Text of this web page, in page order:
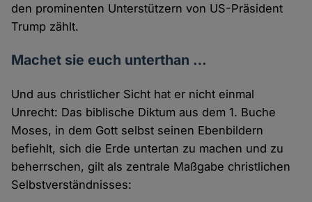
den prominenten Unterstützern von US-Präsident
Trump zählt.
Machet sie euch unterthan …
Und aus christlicher Sicht hat er nicht einmal
Unrecht: Das biblische Diktum aus dem 1. Buche
Moses, in dem Gott selbst seinen Ebenbildern
befiehlt, sich die Erde untertan zu machen und zu
beherrschen, gilt als zentrale Maßgabe christlichen
Selbstverständnisses: